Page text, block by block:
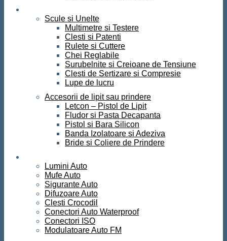
Scule si Unelte
Multimetre si Testere
Clesti si Patenti
Rulete si Cuttere
Chei Reglabile
Surubelnite si Creioane de Tensiune
Clesti de Sertizare si Compresie
Lupe de lucru
Accesorii de lipit sau prindere
Letcon – Pistol de Lipit
Fludor si Pasta Decapanta
Pistol si Bara Silicon
Banda Izolatoare si Adeziva
Bride si Coliere de Prindere
Lumini Auto
Mufe Auto
Sigurante Auto
Difuzoare Auto
Clesti Crocodil
Conectori Auto Waterproof
Conectori ISO
Modulatoare Auto FM